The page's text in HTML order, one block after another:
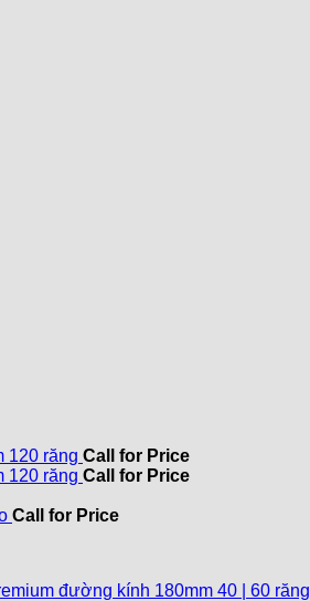
120 răng Call for Price
120 răng Call for Price
Call for Price
đường kính 180mm 40 | 60 răng